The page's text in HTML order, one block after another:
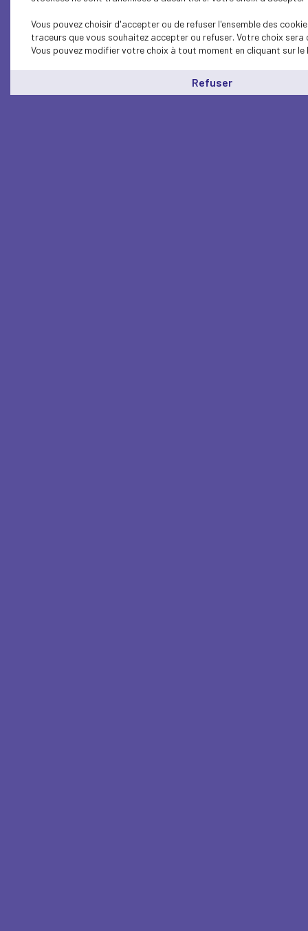
Vous pouvez choisir d'accepter ou de refuser l'ensemble des
traceurs que vous souhaitez accepter ou refuser. Votre choix
Vous pouvez modifier votre choix à tout moment en cliquant sur le
Refuser